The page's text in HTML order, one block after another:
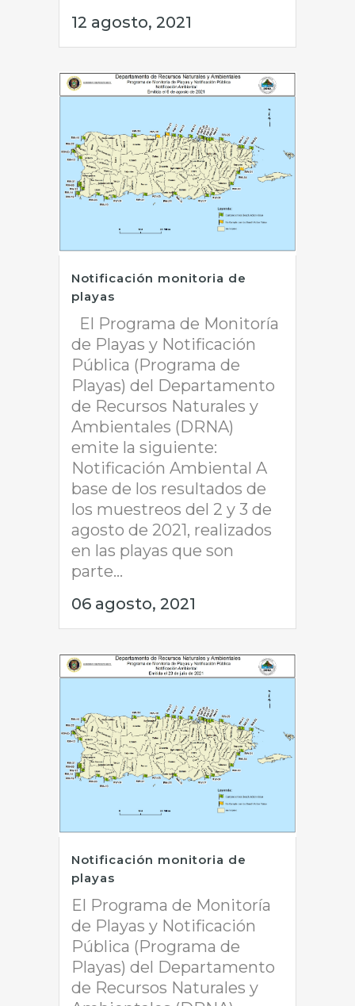
12 agosto, 2021
Notificación monitoria de
playas
El Programa de Monitoría
de Playas y Notificación
Pública (Programa de
Playas) del Departamento
de Recursos Naturales y
Ambientales (DRNA)
emite la siguiente:
Notificación Ambiental A
base de los resultados de
los muestreos del 2 y 3 de
agosto de 2021, realizados
en las playas que son
parte...
06 agosto, 2021
Notificación monitoria de
playas
El Programa de Monitoría
de Playas y Notificación
Pública (Programa de
Playas) del Departamento
de Recursos Naturales y